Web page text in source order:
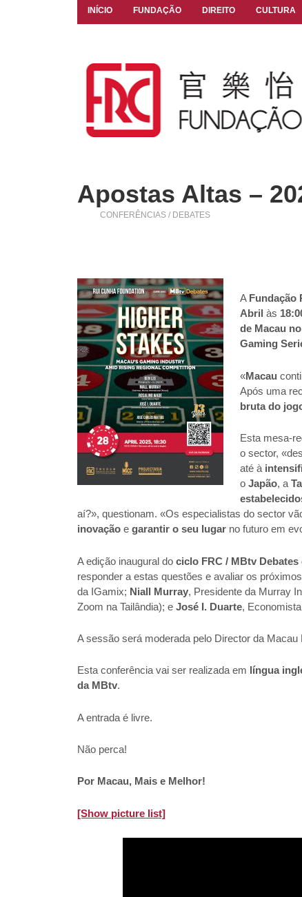
INÍCIO FUNDAÇÃO DIREITO CULTURA
Apostas Altas –
CONFERÊNCIAS / DEBATES
A Fundação
Abril às
de Macau
Gaming
«Macau
Após uma
bruta do
Esta mesa-
o sector,
até à
oJapão, a
aí?», questionam. «Os especialistas do sector
inovação e garantir o seu lugar no futuro em
A edição inaugural do ciclo FRC / MBtv Debates
responder a estas questões e avaliar os
da IGamix; Niall Murray, Presidente da Murray
Zoom na Tailândia); e José I. Duarte,
A sessão será moderada pelo Director da
Esta conferência vai ser realizada em língua
da MBtv.
A entrada é livre.
Não perca!
Por Macau, Mais e Melhor!
[Show picture list]